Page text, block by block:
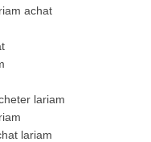
achat
lariam
lariam